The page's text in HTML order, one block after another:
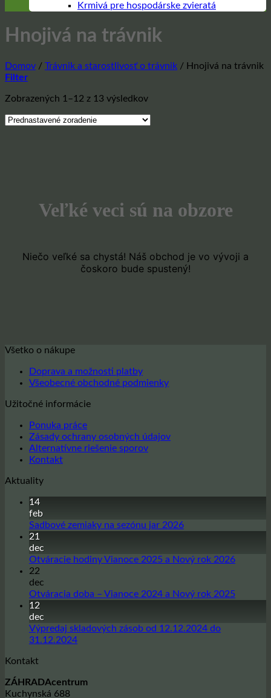
Krmivá pre hospodárske zvieratá
Hnojivá na trávnik
Domov / Trávnik a starostlivosť o trávnik / Hnojivá na trávnik
Filter
Zobrazených 1–12 z 13 výsledkov
Veľké veci sú na obzore
Niečo veľké sa chystá! Náš obchod je vo vývoji a
čoskoro bude spustený!
Všetko o nákupe
Doprava a možnosti platby
Všeobecné obchodné podmienky
Užitočné informácie
Ponuka práce
Zásady ochrany osobných údajov
Alternatívne riešenie sporov
Kontakt
Aktuality
14
feb
Sadbové zemiaky na sezónu jar 2026Žiadne
Sadbové
sezónu
21
dec
Otváracie hodiny Vianoce 2025 a Nový rok 2026Žiadne
22
dec
Otváracia doba – Vianoce 2024 a Nový rok 2025Žiadne
12
dec
Výpredaj skladových zásob od 12.12.2024 do
31.12.2024Žiadne
skladových
Kontakt
ZÁHRADAcentrum
Kuchynská 688